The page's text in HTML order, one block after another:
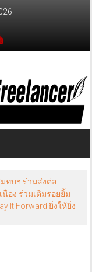
ทบฯ ร่วมส่งต่อ
อง ร่วมเติมรอยยิ้ม
It Forward ยิ่งให้ยิ่ง